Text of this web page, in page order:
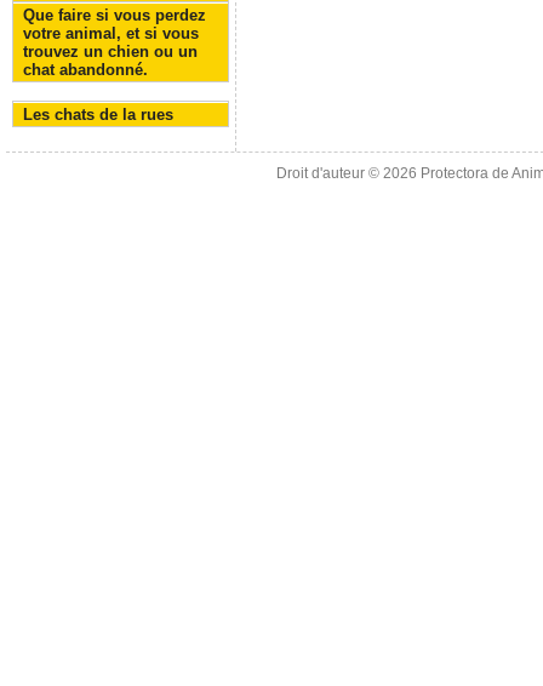
Que faire si vous perdez
votre animal, et si vous
trouvez un chien ou un
chat abandonné.
Les chats de la rues
Droit d'auteur © 2026 Protectora de